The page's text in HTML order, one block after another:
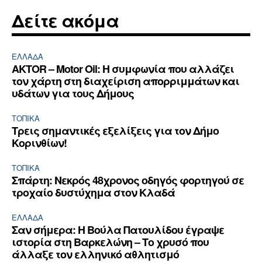
Δείτε ακόμα
ΕΛΛΆΔΑ
AKTOR – Motor Oil: Η συμφωνία που αλλάζει
τον χάρτη στη διαχείριση απορριμμάτων και
υδάτων για τους Δήμους
ΤΟΠΙΚΑ
Τρεις σημαντικές εξελίξεις για τον Δήμο
Κορινθίων!
ΤΟΠΙΚΑ
Σπάρτη: Νεκρός 48χρονος οδηγός φορτηγού σε
τροχαίο δυστύχημα στον Κλαδά
ΕΛΛΆΔΑ
Σαν σήμερα: Η Βούλα Πατουλίδου έγραψε
ιστορία στη Βαρκελώνη – Το χρυσό που
άλλαξε τον ελληνικό αθλητισμό